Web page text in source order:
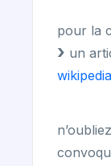
pour la
un
wikipedia